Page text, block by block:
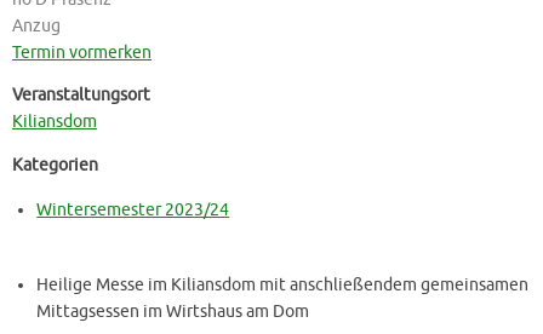
Anzug
Termin vormerken
Veranstaltungsort
Kiliansdom
Kategorien
Wintersemester 2023/24
Heilige Messe im Kiliansdom mit anschließendem gemeinsamen
Mittagsessen im Wirtshaus am Dom